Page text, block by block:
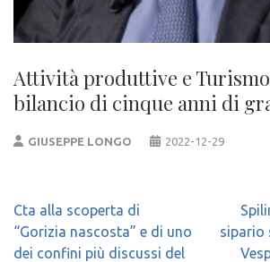
Attività produttive e
bilancio di cinque anni di
GIUSEPPE LONGO 2022-12-29
Navigazione
articoli
Cta alla scoperta di
“Gorizia nascosta” e di uno
dei confini più discussi del
sipario